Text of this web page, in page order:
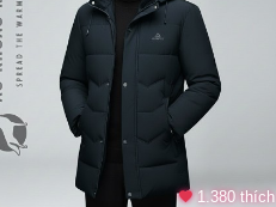
1.380 thích